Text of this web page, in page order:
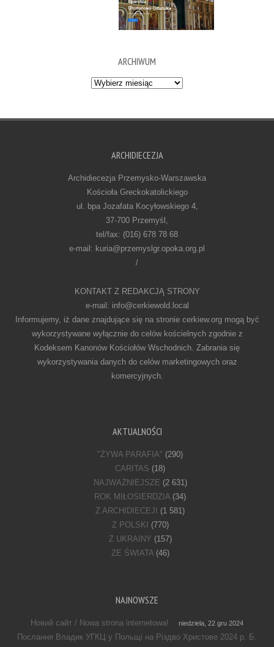
ARCHIWUM
Archiwum
ARCHIDIECEZJA
Archidiecezja Przemysko-Warszawska
Kościoła Greckokatolickiego
ul. bpa Jozafata Kocyłowskiego 4,
37-700 Przemyśl,
tel/fax: (016) 678 78 68
e-mail: kuria@przemyslgr.opoka.org.pl
/
KONTAKT Z REDAKCJĄ STRONY
e-mail: info@cerkiewold.local
Informujemy, iż dane znajdujące się na stronie cerkiew.org mogą być
wykorzystywane wyłącznie do celów kościelnych zgodnie z
Kodeksem Kanonów Kościołów Wschodnich. Zabrania się
wykorzystywania danych do celów marketingowych oraz
komercyjnych.
AKTUALNOŚCI
"ŻYWA PARAFIA" (290)
CARITAS (18)
NAJWAŻNIEJSZE (2 631)
ROK MIŁOSIERDZIA(34)
Z ARCHIDIECEJI
(1 581)
Z POLSKI
(770)
Z UKRAINY (157)
ZE ŚWIATA(46)
NAJNOWSZE
Новий сайт / Nowa strona internetowa! niedziela, 22 gru 2024
Послання Владик УГКЦ у Польщі на Різдво Христове 2024 р. Б.